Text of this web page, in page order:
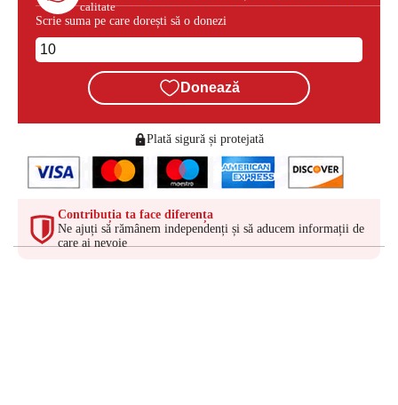
calitate
Scrie suma pe care dorești să o donezi
Donează
Plată sigură și protejată
Contribuția ta face diferența
Ne ajuți să rămânem independenți și să aducem informații de
care ai nevoie